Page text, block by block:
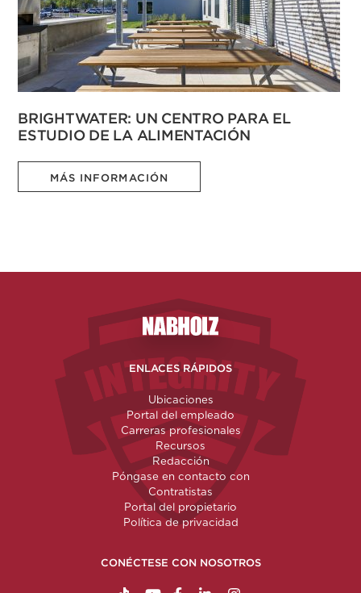
BRIGHTWATER: UN CENTRO PARA EL
ESTUDIO DE LA ALIMENTACIÓN
MÁS INFORMACIÓN
Nabholz Construction
ENLACES RÁPIDOS
Ubicaciones
Portal del empleado
Carreras profesionales
Recursos
Redacción
Póngase en contacto con
Contratistas
Portal del propietario
Política de privacidad
CONÉCTESE CON NOSOTROS